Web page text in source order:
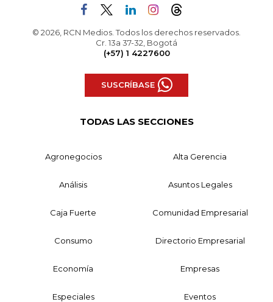
© 2026, RCN Medios. Todos los derechos reservados.
Cr. 13a 37-32, Bogotá
(+57) 1 4227600
SUSCRÍBASE
TODAS LAS SECCIONES
Agronegocios Alta Gerencia
Análisis Asuntos Legales
Caja Fuerte Comunidad Empresarial
Consumo Directorio Empresarial
Economía Empresas
Especiales Eventos